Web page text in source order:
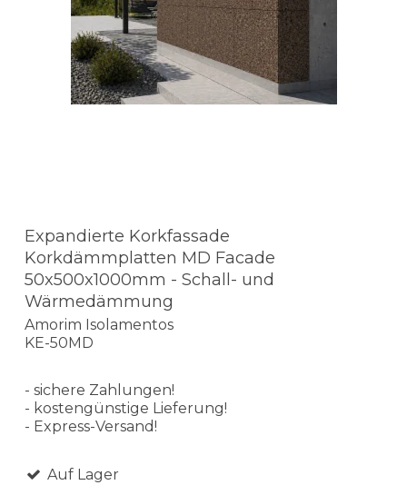
Expandierte Korkfassade
Korkdämmplatten MD Facade
50x500x1000mm - Schall- und
Wärmedämmung
Amorim Isolamentos
KE-50MD
- sichere Zahlungen!
- kostengünstige Lieferung!
- Express-Versand!
Auf Lager